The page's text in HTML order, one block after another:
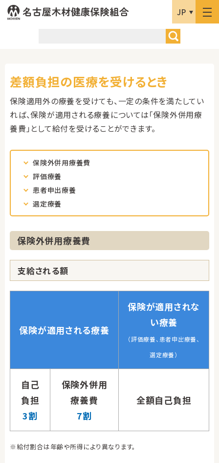
JP
差額負担の医療を受けるとき
保険適用外の療養を受けても、一定の条件を満たしてい
れば、保険が適用される療養については「保険外併用療
養費」として給付を受けることができます。
保険外併用療養費
評価療養
患者申出療養
選定療養
保険外併用療養費
支給される額
保険が適用される療養
保険が適用されな
い療養
（評価療養、患者申出療養、
選定療養）
自己
負担
3割
保険外併用
療養費
7割
全額自己負担
※給付割合は年齢や所得により異なります。